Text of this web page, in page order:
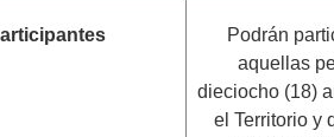
Podrán
aquellas
dieciocho (18)
el Territorio y